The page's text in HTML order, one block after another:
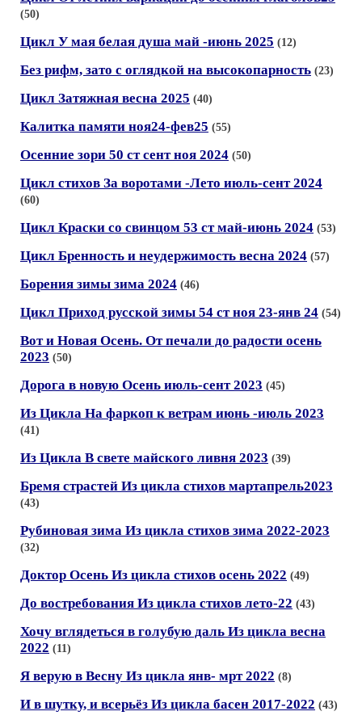
(50)
Цикл У мая белая душа май -июнь 2025 (12)
Без рифм, зато с оглядкой на высокопарность (23)
Цикл Затяжная весна 2025 (40)
Калитка памяти ноя24-фев25 (55)
Осенние зори 50 ст сент ноя 2024 (50)
Цикл стихов За воротами -Лето июль-сент 2024
(60)
Цикл Краски со свинцом 53 ст май-июнь 2024 (53)
Цикл Бренность и неудержимость весна 2024 (57)
Борения зимы зима 2024 (46)
Цикл Приход русской зимы 54 ст ноя 23-янв 24 (54)
Вот и Новая Осень. От печали до радости осень
2023 (50)
Дорога в новую Осень июль-сент 2023 (45)
Из Цикла На фаркоп к ветрам июнь -июль 2023
(41)
Из Цикла В свете майского ливня 2023 (39)
Бремя страстей Из цикла стихов мартапрель2023
(43)
Рубиновая зима Из цикла стихов зима 2022-2023
(32)
Доктор Осень Из цикла стихов осень 2022 (49)
До востребования Из цикла стихов лето-22 (43)
Хочу вглядеться в голубую даль Из цикла весна
2022 (11)
Я верую в Весну Из цикла янв- мрт 2022 (8)
И в шутку, и всерьёз Из цикла басен 2017-2022 (43)